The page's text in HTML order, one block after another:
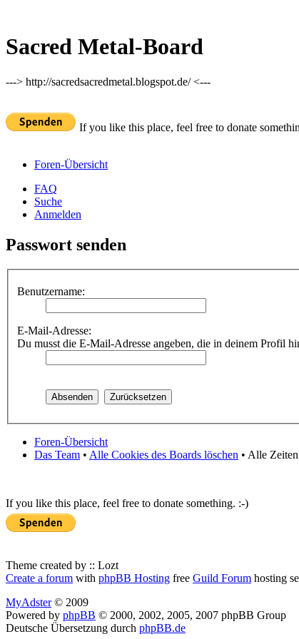
Sacred Metal-Board
---> http://sacredsacredmetal.blogspot.de/ <---
If you like this place, feel free to donate
Foren-Übersicht
FAQ
Suche
Anmelden
Passwort senden
Benutzername:
E-Mail-Adresse:
Du musst die E-Mail-Adresse angeben, die in deinem Profil
Foren-Übersicht
Das Team • Alle Cookies des Boards löschen • Alle
If you like this place, feel free to donate something. :-)
Theme created by :: Lozt
Create a forum with phpBB Hosting free Guild Forum hosting
MyAdster© 2009
Powered by phpBB © 2000, 2002, 2005, 2007 phpBB Group
Deutsche Übersetzung durch phpBB.de